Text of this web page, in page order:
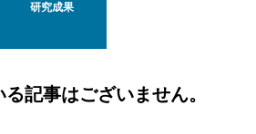
研究成果
記事はございません。